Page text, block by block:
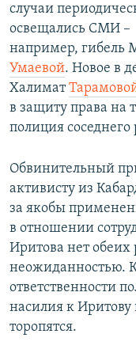
случаи
освещались СМИ –
например, гибель
Умаевой. Новое в
Халимат
в защиту права на
полиция соседнего
Обвинительный
активисту из
за якобы
в отношении
Иритова нет обеих
неожиданностью.
ответственности
насилия к Иритову
торопятся.